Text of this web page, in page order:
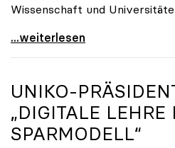
Wissenschaft und
Startschuss zur Online-
...weiterlesen
UNIKO-
„DIGITALE LEHRE
SPARMODELL“